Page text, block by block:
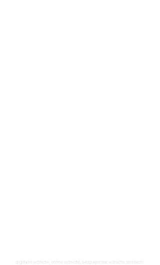
digitalni uctnictvi, online uctnictvi, bezpapirove uctnictvi, moderni